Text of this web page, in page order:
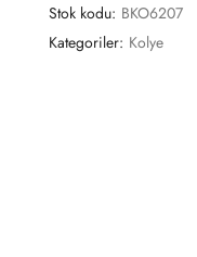
Stok kodu: BKO6207
Kategoriler: Kolye